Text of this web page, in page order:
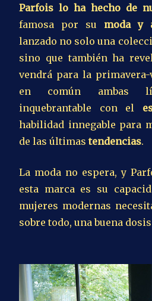
Parfois lo ha hecho de
famosa por su moda y
lanzado no solo una
sino que también ha
vendrá para la primavera-
en común ambas
inquebrantable con el
habilidad innegable para
de las últimastendencias.
La moda no espera, y
esta marca es su
mujeres modernas
sobre todo, una buena